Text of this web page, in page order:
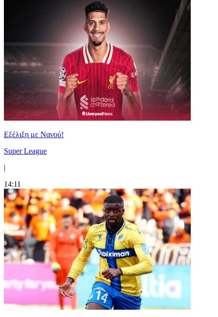
Εξέλιξη με Νανού!
Super League
|
14:11